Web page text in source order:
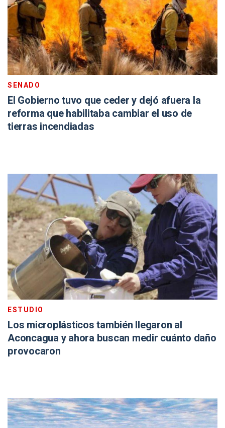
SENADO
El Gobierno tuvo que ceder y dejó afuera la
reforma que habilitaba cambiar el uso de
tierras incendiadas
ESTUDIO
Los microplásticos también llegaron al
Aconcagua y ahora buscan medir cuánto daño
provocaron